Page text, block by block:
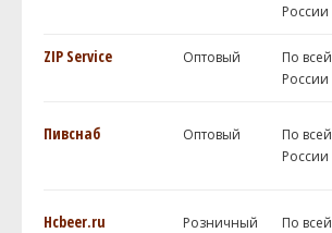
России
ZIP Service Оптовый
По всей
России
Пивснаб Оптовый
По всей
России
Hcbeer.ru Розничный
По всей